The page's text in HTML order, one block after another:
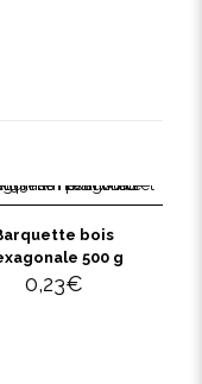
bois
500 g
0,23€